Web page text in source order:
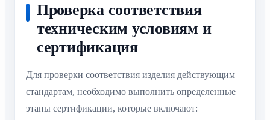
Проверка соответствия
техническим условиям и
сертификация
Для проверки соответствия изделия действующим
стандартам, необходимо выполнить определенные
этапы сертификации, которые включают: